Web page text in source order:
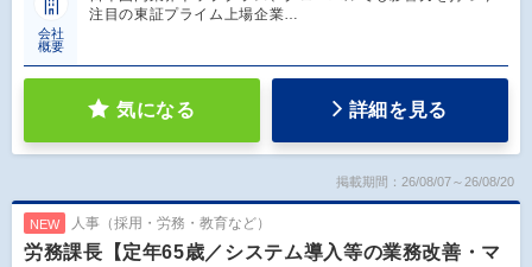
会社
概要
注目の東証プライム上場企業…
気になる 詳細を見る
掲載期間：26/08/07～26/08/20
NEW 人事（採用・労務・教育など）
労務課長【定年65歳／システム導入等の業務改善・マ